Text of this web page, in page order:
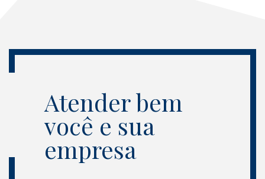
Atender bem
você e sua
empresa